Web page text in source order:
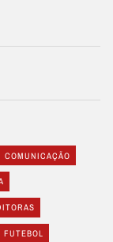
COMUNICAÇÃO
FUTEBOL